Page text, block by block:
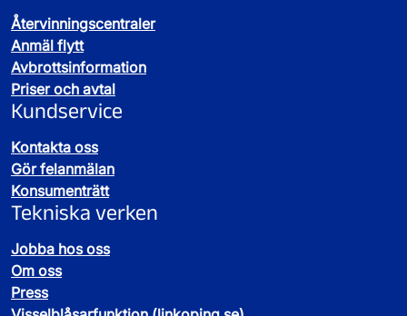
Återvinningscentraler
Anmäl flytt
Avbrottsinformation
Priser och avtal
Kundservice
Kontakta oss
Gör felanmälan
Konsumenträtt
Tekniska verken
Jobba hos oss
Om oss
Press